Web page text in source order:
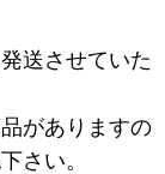
送させていた
がありますの
さい。